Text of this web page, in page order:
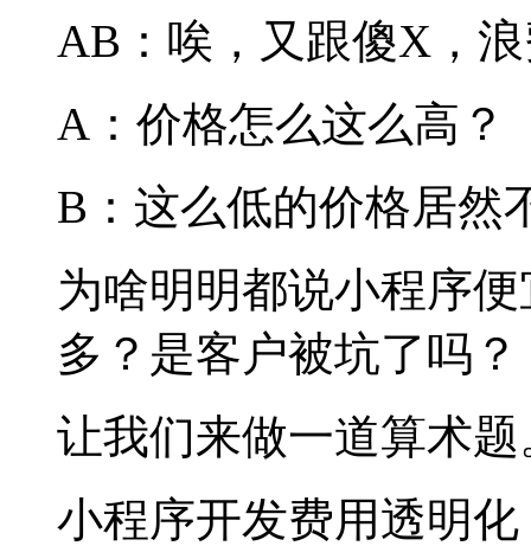
AB：唉，又跟傻X，
A：价格怎么这么高？
B：这么低的价格居然
为啥明明都说小程序
多？是客户被坑了吗？
让我们来做一道算术题
小程序开发费用透明化